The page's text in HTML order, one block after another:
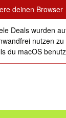
deinen Browser
Deals wurden
nutzen
du macOS